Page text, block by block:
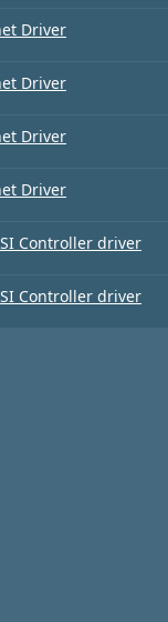
Driver
Driver
Driver
Driver
Controller driver
Controller driver